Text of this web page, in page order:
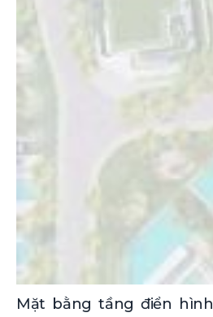
Mặt bằng tầng điển hình